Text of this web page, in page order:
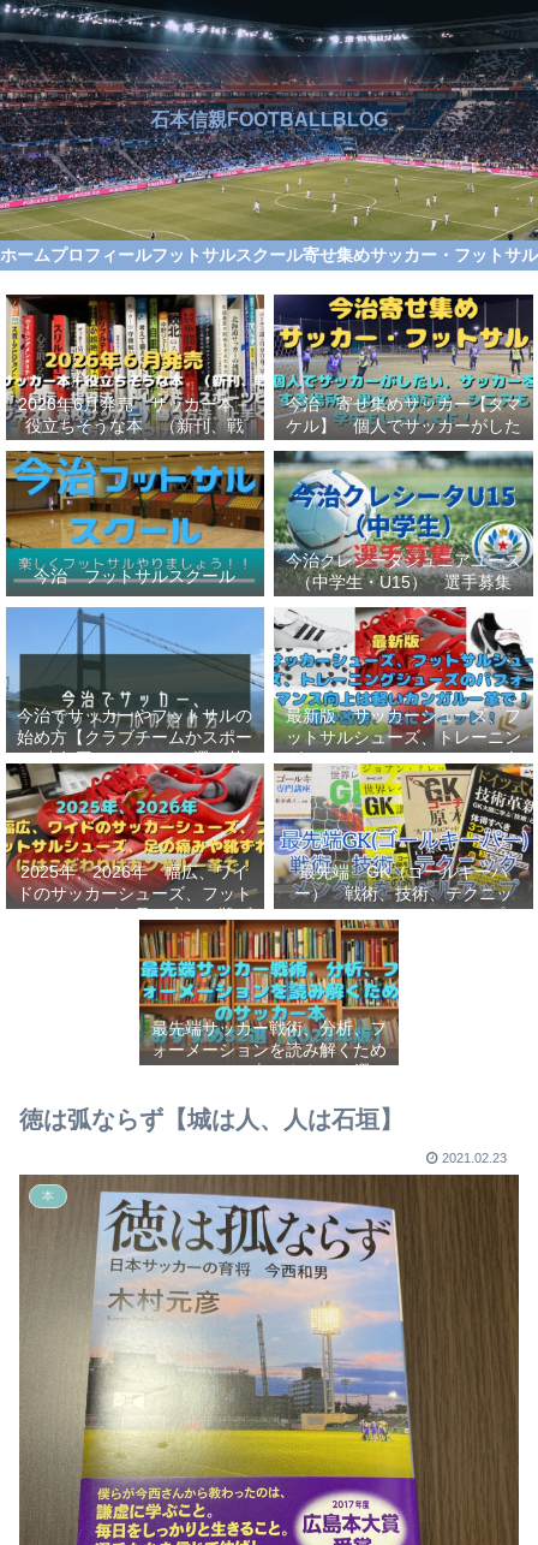
石本信親FOOTBALLBLOG
ホームプロフィールフットサルスクール寄せ集めサッカー・フット
2026年6月発売 サッカー本＋
役立ちそうな本 （新刊、戦
術、自伝、指導法、トレンド、
スポーツビジネス、高校サッカ
ー）勝つ方法、上手くなる方法
を見つけよう！
今治 寄せ集めサッカー【タマ
ケル】 個人でサッカーがした
い、サッカーをする場所、男
女、初心者、シニアも学生もい
っしょに！【タマケル】
今治 フットサルスクール
今治クレシータジュニアユース
（中学生・U15） 選手募集
今治でサッカーやフットサルの
始め方【クラブチームかスポー
ツ少年団かスクールを選ぶ基
準】小学生、幼児（年長・年
中）、サッカー
最新版 サッカーシューズ、フ
ットサルシューズ、トレーニン
グシューズのパフォーマンス向
上は軽いカンガルー革で！痛み
改善、足にフィット！
2025年、2026年 幅広、ワイ
ドのサッカーシューズ、フット
サルシューズ、足の痛みや靴ず
れにはこだわりはカンガルー革
で！
最先端 GK（ゴールキーパ
ー） 戦術、技術、テクニッ
ク、メンタルをレベルアップし
世界基準へ 練習メニューなど
選手、指導者おすすめ本 11
選
最先端サッカー戦術、分析、フ
ォーメーションを読み解くため
のサッカー本おすすめ32選
徳は弧ならず【城は人、人は石垣】
2021.02.23
本